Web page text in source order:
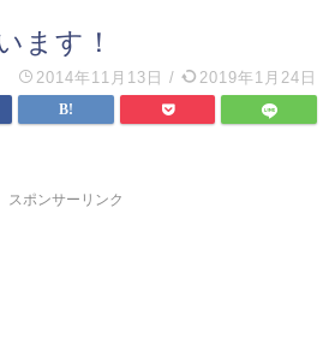
ます！
2014年11月13日 / 2019年1月24日
スポンサーリンク